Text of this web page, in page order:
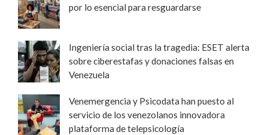
por lo esencial para resguardarse
Ingeniería social tras la tragedia: ESET alerta
sobre ciberestafas y donaciones falsas en
Venezuela
Venemergencia y Psicodata han puesto al
servicio de los venezolanos innovadora
plataforma de telepsicología